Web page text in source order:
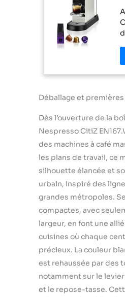
Déballage et
Dès l’ouverture de la
Nespresso CitiZ
des machines à café
les plans de travail, ce
silhouette élancée et
urbain, inspiré des
grandes métropoles.
compactes, avec
largeur, en font une
cuisines où chaque
précieux. La couleur
est rehaussée par des
notamment sur le
et le repose-tasse.